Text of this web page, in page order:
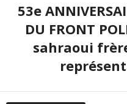
53e
DU FRONT
sahraoui